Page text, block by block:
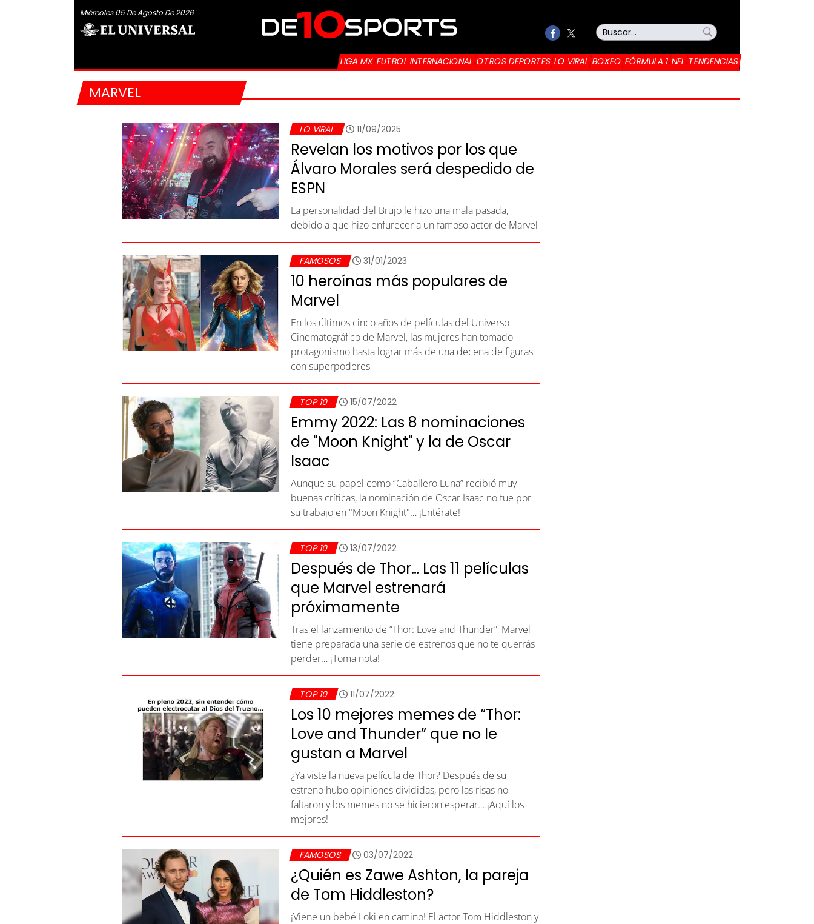
Miércoles 05 De Agosto De 2026
LIGA MX FUTBOL INTERNACIONAL OTROS DEPORTES LO VIRAL BOXEO FÓRMULA 1 NFL TENDENCIAS
MARVEL
LO VIRAL 11/09/2025
Revelan los motivos por los que
Álvaro Morales será despedido de
ESPN
La personalidad del Brujo le hizo una mala pasada,
debido a que hizo enfurecer a un famoso actor de Marvel
FAMOSOS 31/01/2023
10 heroínas más populares de
Marvel
En los últimos cinco años de películas del Universo
Cinematográfico de Marvel, las mujeres han tomado
protagonismo hasta lograr más de una decena de figuras
con superpoderes
TOP 10 15/07/2022
Emmy 2022: Las 8 nominaciones
de "Moon Knight" y la de Oscar
Isaac
Aunque su papel como “Caballero Luna” recibió muy
buenas críticas, la nominación de Oscar Isaac no fue por
su trabajo en "Moon Knight"… ¡Entérate!
TOP 10 13/07/2022
Después de Thor… Las 11 películas
que Marvel estrenará
próximamente
Tras el lanzamiento de “Thor: Love and Thunder”, Marvel
tiene preparada una serie de estrenos que no te querrás
perder… ¡Toma nota!
TOP 10 11/07/2022
Los 10 mejores memes de “Thor:
Love and Thunder” que no le
gustan a Marvel
¿Ya viste la nueva película de Thor? Después de su
estreno hubo opiniones divididas, pero las risas no
faltaron y los memes no se hicieron esperar… ¡Aquí los
mejores!
FAMOSOS 03/07/2022
¿Quién es Zawe Ashton, la pareja
de Tom Hiddleston?
¡Viene un bebé Loki en camino! El actor Tom Hiddleston y